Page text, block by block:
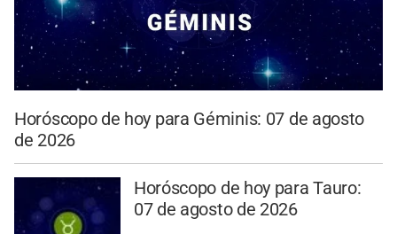
Horóscopo de hoy para Géminis: 07 de agosto
de 2026
Horóscopo de hoy para Tauro:
07 de agosto de 2026